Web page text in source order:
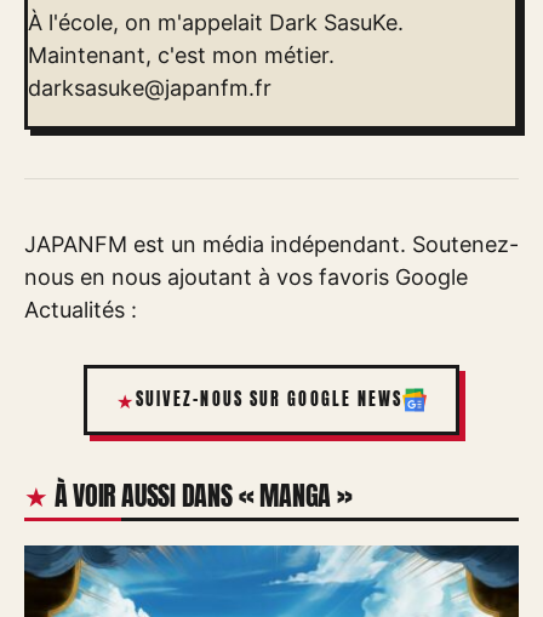
À l'école, on m'appelait Dark SasuKe.
Maintenant, c'est mon métier.
darksasuke@japanfm.fr
JAPANFM est un média indépendant. Soutenez-
nous en nous ajoutant à vos favoris Google
Actualités :
SUIVEZ-NOUS SUR GOOGLE NEWS
À VOIR AUSSI DANS « MANGA »